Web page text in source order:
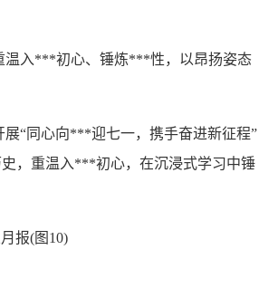
温入***初心、锤炼***性，以昂扬姿态
“同心向***迎七一，携手奋进新征程”
，重温入***初心，在沉浸式学习中锤